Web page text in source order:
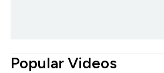
Popular Videos